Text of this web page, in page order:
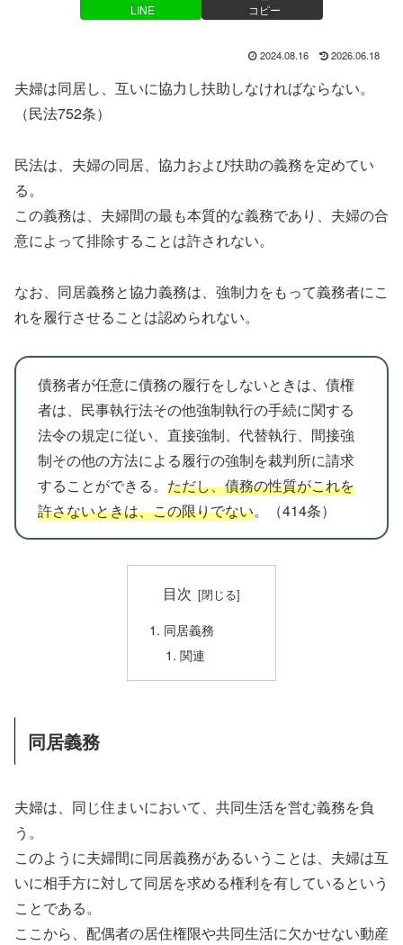
LINE コピー
2024.08.16 2026.06.18
夫婦は同居し、互いに協力し扶助しなければならない。
（民法752条）
民法は、夫婦の同居、協力および扶助の義務を定めてい
る。
この義務は、夫婦間の最も本質的な義務であり、夫婦の合
意によって排除することは許されない。
なお、同居義務と協力義務は、強制力をもって義務者にこ
れを履行させることは認められない。
債務者が任意に債務の履行をしないときは、債権
者は、民事執行法その他強制執行の手続に関する
法令の規定に従い、直接強制、代替執行、間接強
制その他の方法による履行の強制を裁判所に請求
することができる。 ただし、債務の性質がこれを
許さないときは、この限りでない。（414条）
目次
同居義務
関連
同居義務
夫婦は、同じ住まいにおいて、共同生活を営む義務を負
う。
このように夫婦間に同居義務があるいうことは、夫婦は互
いに相手方に対して同居を求める権利を有しているという
ことである。
ここから、配偶者の居住権限や共同生活に欠かせない動産